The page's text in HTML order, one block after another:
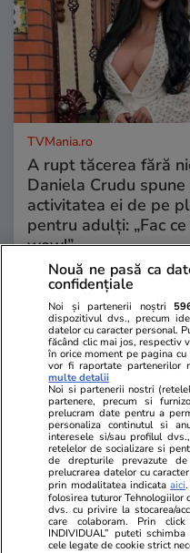
TVMania.ro
A rupt tăcerea fără
Daniela Crudu
activitatea ei de pe
pentru adulți: „Fac
wow!”
PARTENERI
Nouă ne pasă ca
confidențiale
Noi și partenerii noștri
dispozitivul dvs., precum
datelor cu caracter personal.
făcând clic mai jos, respectiv
în orice moment pe pagina
vor fi raportate partenerilor
multe detalii
Noi si partenerii nostri
partenere, precum si
prelucram date pentru a
personaliza continutul si
interesele si/sau profilul
retelelor de socializare si
de drepturile prevazute
prelucrarea datelor cu
prin modalitatea indicataaici
folosirea tuturor Tehnologiilor
dvs. cu privire la stocarea/
care colaboram. Prin
INDIVIDUAL” puteti
cele legate de cookie strict